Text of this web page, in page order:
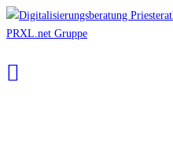
Zum
Inhalt